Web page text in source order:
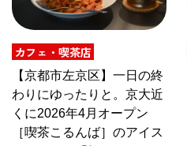
カフェ・喫茶店
【京都市左京区】一日の終
わりにゆったりと。京大近
くに2026年4月オープン
［喫茶こるんば］のアイス